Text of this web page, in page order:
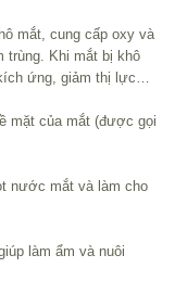
mắt, cung cấp oxy và
trùng. Khi mắt bị khô
ứng, giảm thị lực…
mặt của mắt (được gọi
nước mắt và làm cho
làm ẩm và nuôi